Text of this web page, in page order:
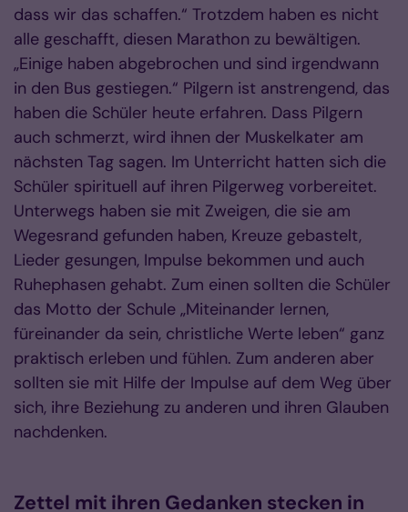
dass wir das schaffen.“ Trotzdem haben es nicht
alle geschafft, diesen Marathon zu bewältigen.
„Einige haben abgebrochen und sind irgendwann
in den Bus gestiegen.“ Pilgern ist anstrengend, das
haben die Schüler heute erfahren. Dass Pilgern
auch schmerzt, wird ihnen der Muskelkater am
nächsten Tag sagen. Im Unterricht hatten sich die
Schüler spirituell auf ihren Pilgerweg vorbereitet.
Unterwegs haben sie mit Zweigen, die sie am
Wegesrand gefunden haben, Kreuze gebastelt,
Lieder gesungen, Impulse bekommen und auch
Ruhephasen gehabt. Zum einen sollten die Schüler
das Motto der Schule „Miteinander lernen,
füreinander da sein, christliche Werte leben“ ganz
praktisch erleben und fühlen. Zum anderen aber
sollten sie mit Hilfe der Impulse auf dem Weg über
sich, ihre Beziehung zu anderen und ihren Glauben
nachdenken.
Zettel mit ihren Gedanken stecken in